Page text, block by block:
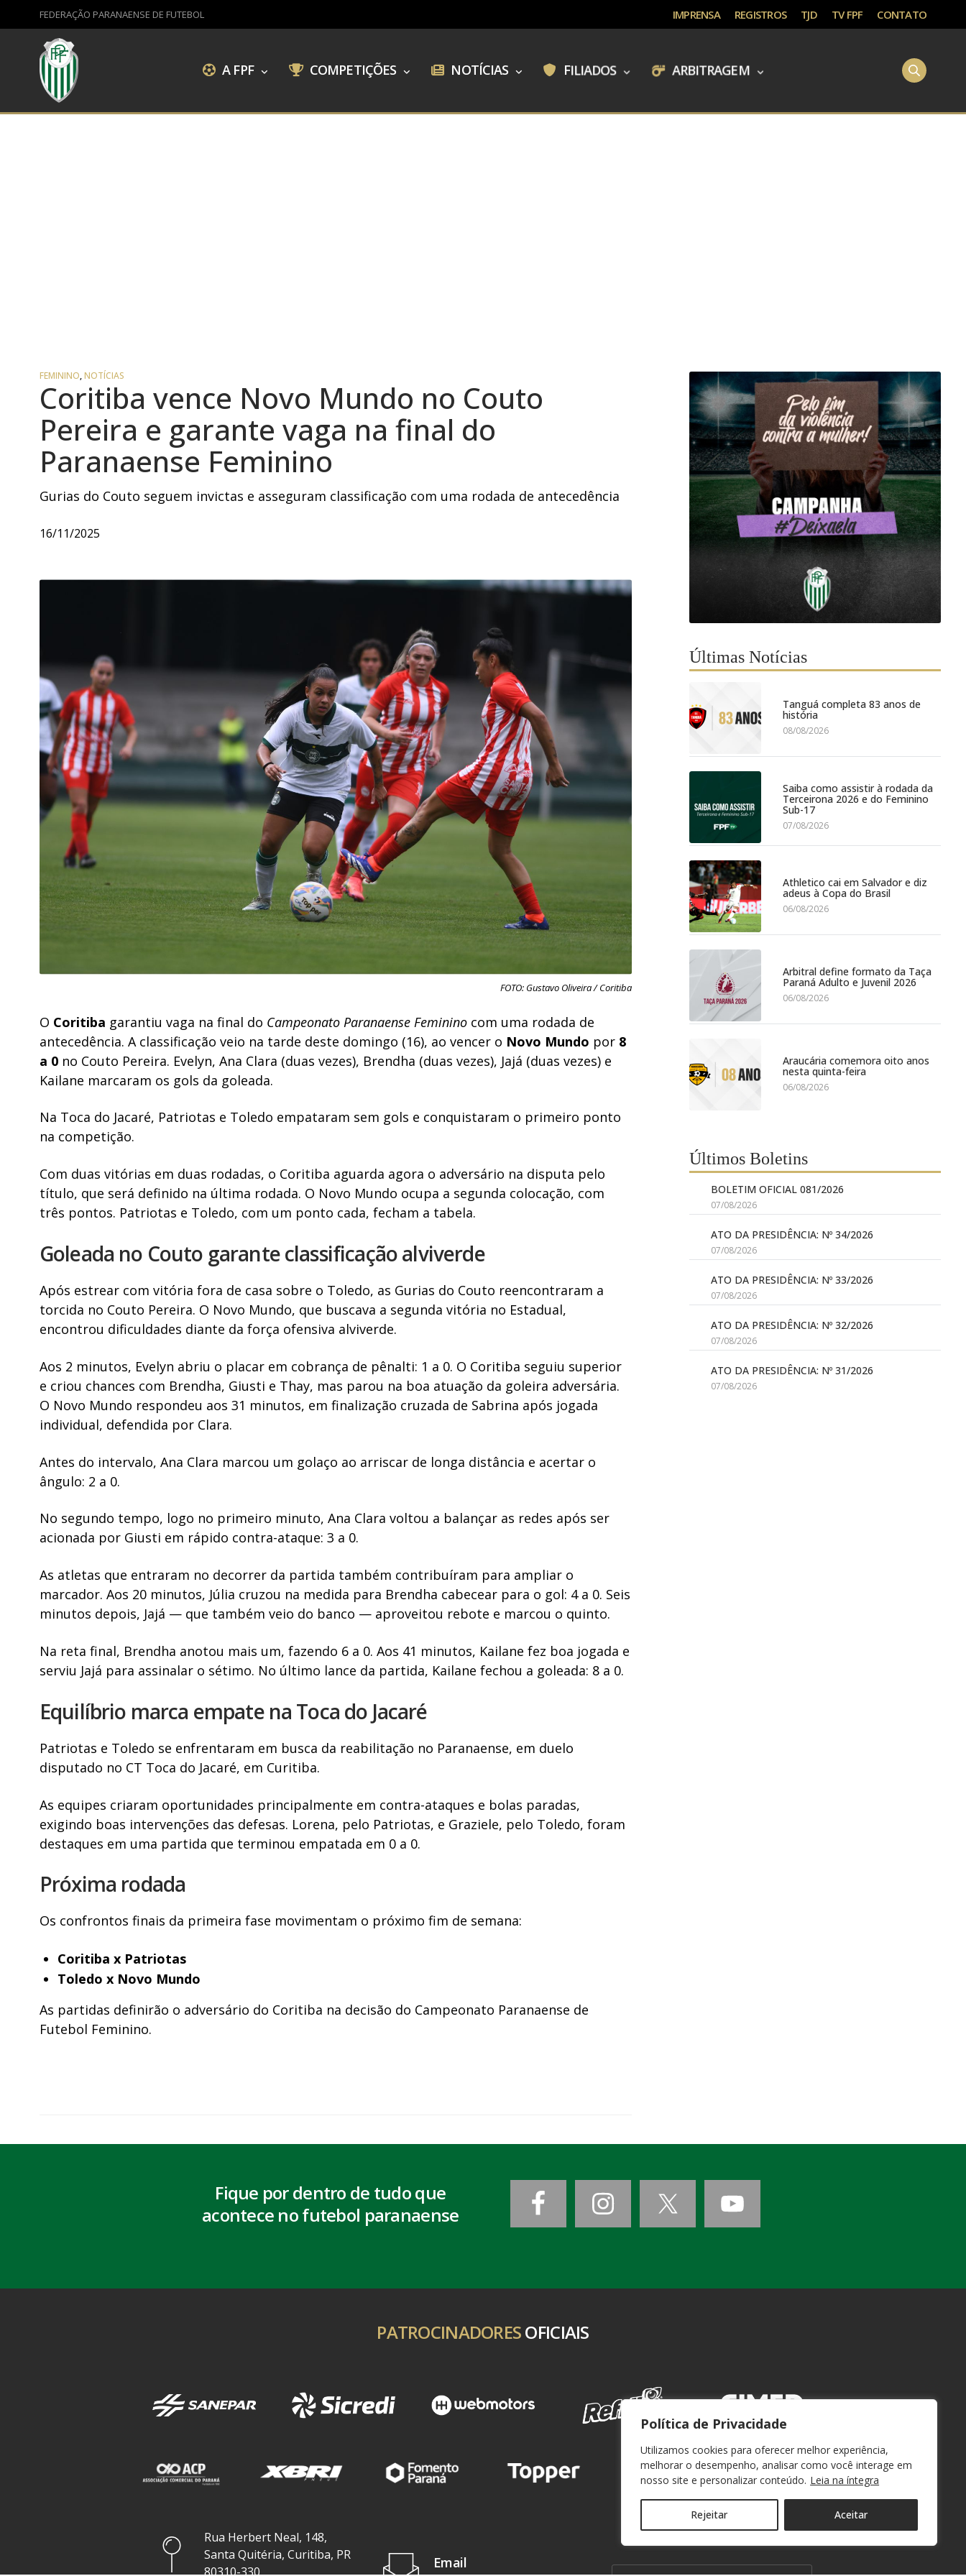
Política de Privacidade
Utilizamos cookies para oferecer melhor experiência,
melhorar o desempenho, analisar como você interage em
nosso site e personalizar conteúdo. Leia na íntegra
Rejeitar Aceitar
FEDERAÇÃO PARANAENSE DE FUTEBOL IMPRENSA REGISTROS TJD TV FPF CONTATO
A FPF COMPETIÇÕES NOTÍCIAS FILIADOS ARBITRAGEM
FEMININO,NOTÍCIAS
Coritiba vence Novo Mundo no Couto
Pereira e garante vaga na final do
Paranaense Feminino
Gurias do Couto seguem invictas e asseguram classificação com uma rodada de antecedência
16/11/2025
FOTO: Gustavo Oliveira / Coritiba
O Coritiba garantiu vaga na final do Campeonato Paranaense Feminino com uma rodada de
antecedência. A classificação veio na tarde deste domingo (16), ao vencer o Novo Mundo por 8
a 0 no Couto Pereira. Evelyn, Ana Clara (duas vezes), Brendha (duas vezes), Jajá (duas vezes) e
Kailane marcaram os gols da goleada.
Na Toca do Jacaré, Patriotas e Toledo empataram sem gols e conquistaram o primeiro ponto
na competição.
Com duas vitórias em duas rodadas, o Coritiba aguarda agora o adversário na disputa pelo
título, que será definido na última rodada. O Novo Mundo ocupa a segunda colocação, com
três pontos. Patriotas e Toledo, com um ponto cada, fecham a tabela.
Goleada no Couto garante classificação alviverde
Após estrear com vitória fora de casa sobre o Toledo, as Gurias do Couto reencontraram a
torcida no Couto Pereira. O Novo Mundo, que buscava a segunda vitória no Estadual,
encontrou dificuldades diante da força ofensiva alviverde.
Aos 2 minutos, Evelyn abriu o placar em cobrança de pênalti: 1 a 0. O Coritiba seguiu superior
e criou chances com Brendha, Giusti e Thay, mas parou na boa atuação da goleira adversária.
O Novo Mundo respondeu aos 31 minutos, em finalização cruzada de Sabrina após jogada
individual, defendida por Clara.
Antes do intervalo, Ana Clara marcou um golaço ao arriscar de longa distância e acertar o
ângulo: 2 a 0.
No segundo tempo, logo no primeiro minuto, Ana Clara voltou a balançar as redes após ser
acionada por Giusti em rápido contra-ataque: 3 a 0.
As atletas que entraram no decorrer da partida também contribuíram para ampliar o
marcador. Aos 20 minutos, Júlia cruzou na medida para Brendha cabecear para o gol: 4 a 0. Seis
minutos depois, Jajá — que também veio do banco — aproveitou rebote e marcou o quinto.
Na reta final, Brendha anotou mais um, fazendo 6 a 0. Aos 41 minutos, Kailane fez boa jogada e
serviu Jajá para assinalar o sétimo. No último lance da partida, Kailane fechou a goleada: 8 a 0.
Equilíbrio marca empate na Toca do Jacaré
Patriotas e Toledo se enfrentaram em busca da reabilitação no Paranaense, em duelo
disputado no CT Toca do Jacaré, em Curitiba.
As equipes criaram oportunidades principalmente em contra-ataques e bolas paradas,
exigindo boas intervenções das defesas. Lorena, pelo Patriotas, e Graziele, pelo Toledo, foram
destaques em uma partida que terminou empatada em 0 a 0.
Próxima rodada
Os confrontos finais da primeira fase movimentam o próximo fim de semana:
Coritiba x Patriotas
Toledo x Novo Mundo
As partidas definirão o adversário do Coritiba na decisão do Campeonato Paranaense de
Futebol Feminino.
Últimas Notícias
Tanguá completa 83 anos de
história
08/08/2026
Saiba como assistir à rodada da
Terceirona 2026 e do Feminino
Sub-17
07/08/2026
Athletico cai em Salvador e diz
adeus à Copa do Brasil
06/08/2026
Arbitral define formato da Taça
Paraná Adulto e Juvenil 2026
06/08/2026
Araucária comemora oito anos
nesta quinta-feira
06/08/2026
Últimos Boletins
BOLETIM OFICIAL 081/2026
07/08/2026
ATO DA PRESIDÊNCIA: Nº 34/2026
07/08/2026
ATO DA PRESIDÊNCIA: Nº 33/2026
07/08/2026
ATO DA PRESIDÊNCIA: Nº 32/2026
07/08/2026
ATO DA PRESIDÊNCIA: Nº 31/2026
07/08/2026
Fique por dentro de tudo que
acontece no futebol paranaense
PATROCINADORESOFICIAIS
Rua Herbert Neal, 148,
Santa Quitéria, Curitiba, PR
80310-330
Email